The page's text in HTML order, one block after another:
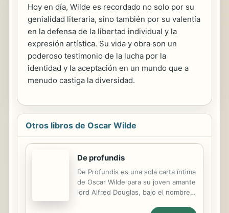
Hoy en día, Wilde es recordado no solo por su
genialidad literaria, sino también por su valentía
en la defensa de la libertad individual y la
expresión artística. Su vida y obra son un
poderoso testimonio de la lucha por la
identidad y la aceptación en un mundo que a
menudo castiga la diversidad.
Otros libros de Oscar Wilde
De profundis
De Profundis es una sola carta íntima
de Oscar Wilde para su joven amante
lord Alfred Douglas, bajo el nombre